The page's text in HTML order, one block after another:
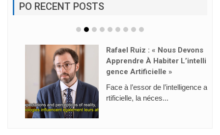
PO RECENT POSTS
Rafael Ruiz : « Nous Devons
Apprendre À Habiter L’intelli
Gence Artificielle »
Face à l’essor de l’intelligence a
rtificielle, la néces...